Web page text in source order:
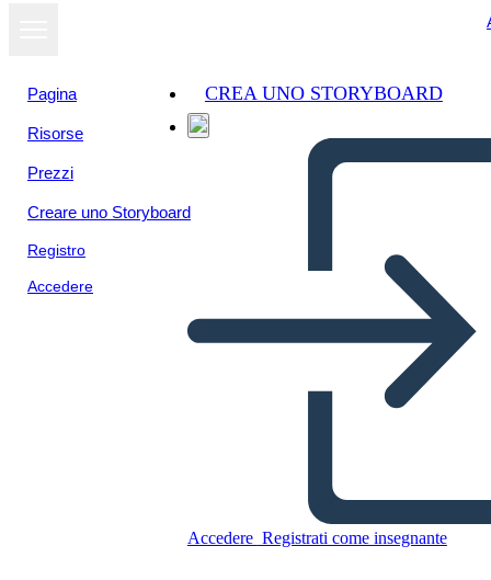
Pagina
Risorse
Prezzi
Creare uno Storyboard
Registro
Accedere
CREA UNO STORYBOARD
Accedere Registrati come insegnante
פדרליזם - מבנה של ועדת החוקה